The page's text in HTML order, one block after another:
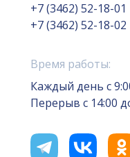
+7 (3462) 52-18-01
+7 (3462) 52-18-02
Время работы:
Каждый день с
Перерыв с 14:00